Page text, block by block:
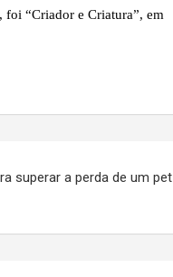
foi “Criador e Criatura”, em
superar a perda de um pet